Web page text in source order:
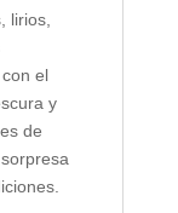
lirios,
el
y
de